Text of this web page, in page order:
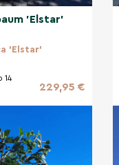
'Elstar'
'Elstar'
14
229,95 €